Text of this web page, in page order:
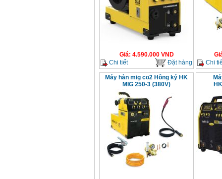
Giá: 4.590.000VND
Chi tiết
Đặt hàng
Chi
Máy hàn mig co2 Hông ký HK
MIG 250-3 (380V)